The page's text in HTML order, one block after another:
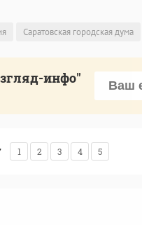
Саратовская городская дума
инфо"
1 2 3 4 5